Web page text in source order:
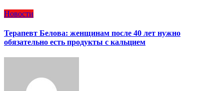
Новости
Терапевт Белова: женщинам после 40 лет нужно
обязательно есть продукты с кальцием